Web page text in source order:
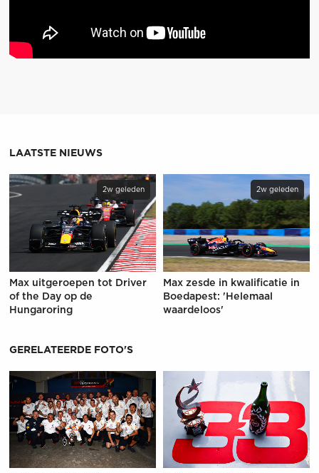
LAATSTE NIEUWS
2w geleden
Max uitgeroepen tot Driver
of the Day op de
Hungaroring
2w geleden
Max zesde in kwalificatie in
Boedapest: 'Helemaal
waardeloos'
GERELATEERDE FOTO'S